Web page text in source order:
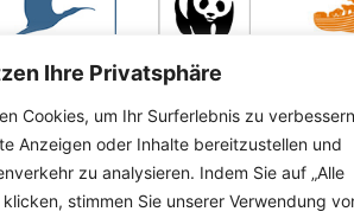
Ihre Privatsphäre
Cookies, um Ihr Surferlebnis zu
Anzeigen oder Inhalte bereitzustellen und
zu analysieren. Indem Sie auf „Alle
stimmen Sie unserer Verwendung